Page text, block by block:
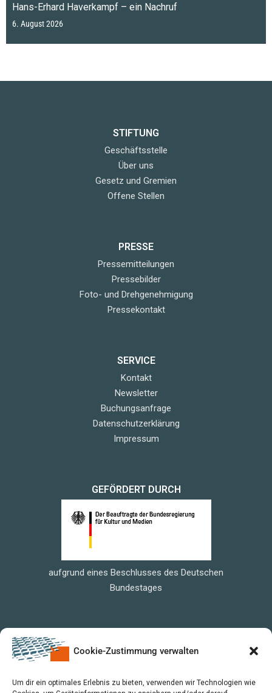
Cookie-Zustimmung verwalten
Um dir ein optimales Erlebnis zu bieten, verwenden wir Technologien wie
Hans-Erhard Haverkampf – ein Nachruf
6. August 2026
STIFTUNG
Geschäftsstelle
Über uns
Gesetz und Gremien
Offene Stellen
PRESSE
Pressemitteilungen
Pressebilder
Foto- und Drehgenehmigung
Pressekontakt
SERVICE
Kontakt
Newsletter
Buchungsanfrage
Datenschutzerklärung
Impressum
GEFÖRDERT DURCH
aufgrund eines Beschlusses des Deutschen
Bundestages